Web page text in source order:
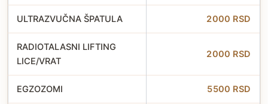
ULTRAZVUČNA ŠPATULA 2000 RSD
RADIOTALASNI LIFTING
LICE/VRAT
2000 RSD
EGZOZOMI 5500 RSD